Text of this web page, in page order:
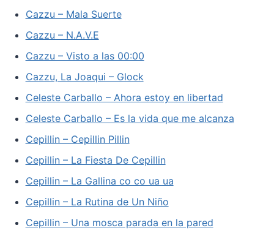
Cazzu – Mala Suerte
Cazzu – N.A.V.E
Cazzu – Visto a las 00:00
Cazzu, La Joaqui – Glock
Celeste Carballo – Ahora estoy en libertad
Celeste Carballo – Es la vida que me alcanza
Cepillin – Cepillin Pillin
Cepillin – La Fiesta De Cepillin
Cepillin – La Gallina co co ua ua
Cepillin – La Rutina de Un Niño
Cepillin – Una mosca parada en la pared